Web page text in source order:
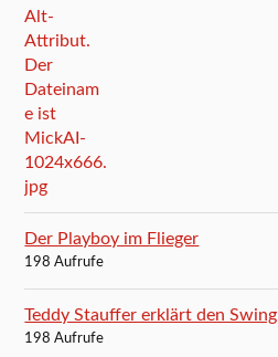
Der Playboy im Flieger
198 Aufrufe
Teddy Stauffer erklärt den Swing
198 Aufrufe